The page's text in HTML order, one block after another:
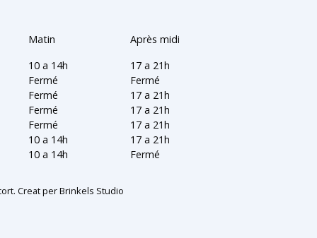
Matin
Après midi
10 a 14h
17 a 21h
Fermé
Fermé
Fermé
17 a 21h
Fermé
17 a 21h
Fermé
17 a 21h
10 a 14h
17 a 21h
10 a 14h
Fermé
Creat perBrinkels Studio